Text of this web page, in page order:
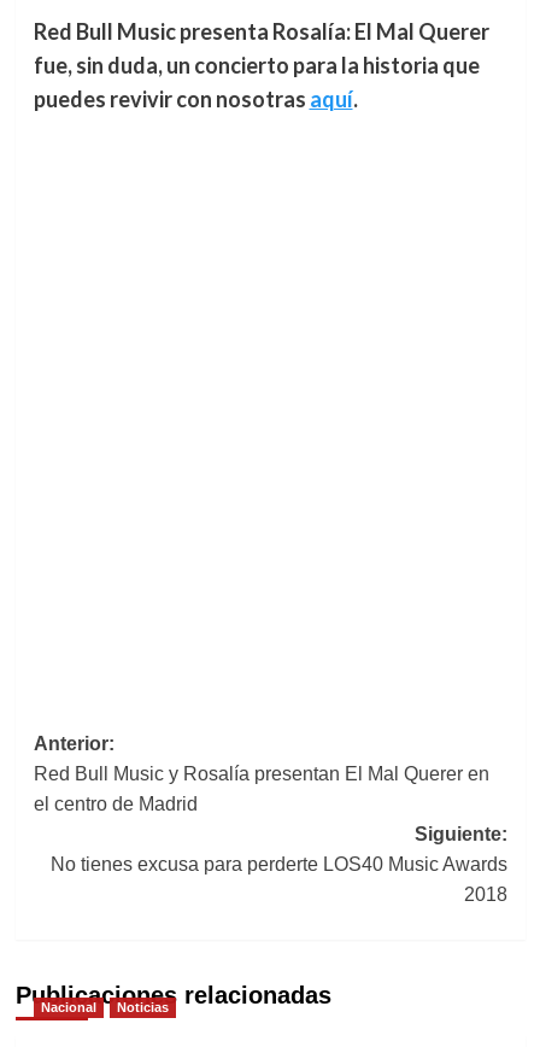
Red Bull Music presenta Rosalía: El Mal Querer
fue, sin duda, un concierto para la historia que
puedes revivir con nosotras aquí.
Navegación
de
Anterior:
Red Bull Music y Rosalía presentan El Mal Querer en
el centro de Madrid
Siguiente:
No tienes excusa para perderte LOS40 Music Awards
2018
Publicaciones relacionadas
Nacional Noticias